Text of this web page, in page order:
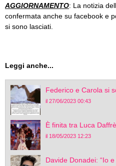
AGGIORNAMENTO: La notizia
confermata anche su facebook e
si sono lasciati.
Leggi anche...
Federico e Carola si
il 27/06/2023 00:43
È finita tra Luca
il 18/05/2023 12:23
Davide Donadei: “Io